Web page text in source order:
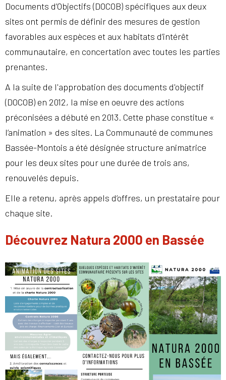
Documents d’Objectifs (DOCOB) spécifiques aux deux
sites ont permis de définir des mesures de gestion
favorables aux espèces et aux habitats d’intérêt
communautaire, en concertation avec toutes les parties
prenantes.
A la suite de l'approbation des documents d'objectif
(DOCOB) en 2012, la mise en oeuvre des actions
préconisées a débuté en 2013. Cette phase constitue «
l’animation » des sites. La Communauté de communes
Bassée-Montois a été désignée structure animatrice
pour les deux sites pour une durée de trois ans,
renouvelés depuis.
Elle a retenu, après appels d’offres, un prestataire pour
chaque site.
Découvrez Natura 2000 en Bassée